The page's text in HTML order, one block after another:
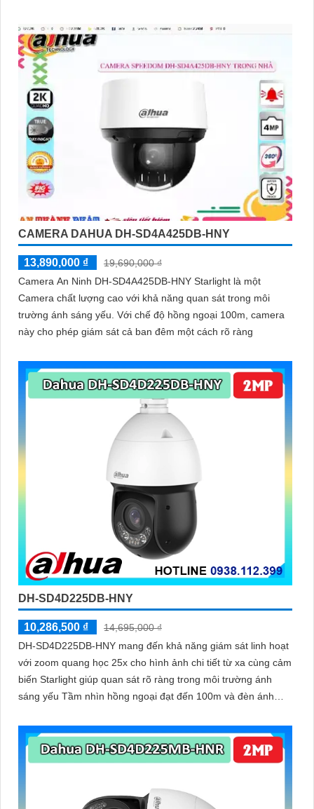
CAMERA DAHUA DH-SD4A425DB-HNY
13,890,000 ₫
19,690,000 ₫
Camera An Ninh DH-SD4A425DB-HNY Starlight là một
Camera chất lượng cao với khả năng quan sát trong môi
trường ánh sáng yếu. Với chế độ hồng ngoại 100m, camera
này cho phép giám sát cả ban đêm một cách rõ ràng
DH-SD4D225DB-HNY
10,286,500 ₫
14,695,000 ₫
DH-SD4D225DB-HNY mang đến khả năng giám sát linh hoạt
với zoom quang học 25x cho hình ảnh chi tiết từ xa cùng cảm
biến Starlight giúp quan sát rõ ràng trong môi trường ánh
sáng yếu Tầm nhìn hồng ngoại đạt đến 100m và đèn ánh
hỗ trợ chống nước IP67 cùng tốc độ khung hình
30fps@1080p ổn định